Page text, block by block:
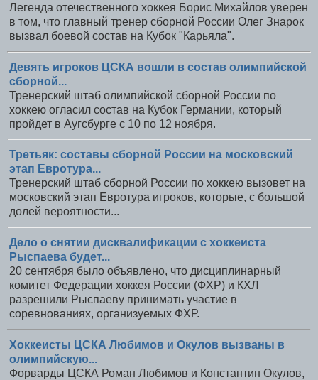
Легенда отечественного хоккея Борис Михайлов уверен
в том, что главный тренер сборной России Олег Знарок
вызвал боевой состав на Кубок "Карьяла".
Девять игроков ЦСКА вошли в состав олимпийской
сборной...
Тренерский штаб олимпийской сборной России по
хоккею огласил состав на Кубок Германии, который
пройдет в Аугсбурге с 10 по 12 ноября.
Третьяк: составы сборной России на московский
этап Евротура...
Тренерский штаб сборной России по хоккею вызовет на
московский этап Евротура игроков, которые, с большой
долей вероятности...
Дело о снятии дисквалификации с хоккеиста
Рыспаева будет...
20 сентября было объявлено, что дисциплинарный
комитет Федерации хоккея России (ФХР) и КХЛ
разрешили Рыспаеву принимать участие в
соревнованиях, организуемых ФХР.
Хоккеисты ЦСКА Любимов и Окулов вызваны в
олимпийскую...
Форварды ЦСКА Роман Любимов и Константин Окулов,